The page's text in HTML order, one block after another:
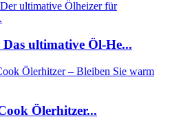
ultimative Öl-He...
Ölerhitzer...